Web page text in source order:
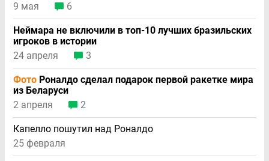
9 мая 6
Неймара не включили в топ-10 лучших бразильских
игроков в истории
24 апреля
3
Фото Роналдо сделал подарок первой ракетке мира
из Беларуси
2 апреля
2
Капелло пошутил над Роналдо
25 февраля